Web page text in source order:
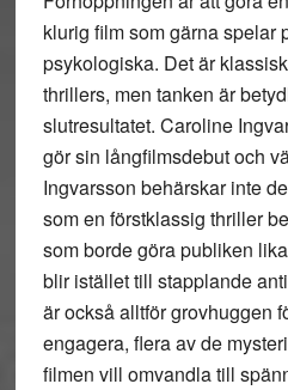
klurig film som gärna spelar
psykologiska. Det är
thrillers, men tanken är
slutresultatet. Caroline
gör sin långfilmsdebut och
Ingvarsson behärskar inte
som en förstklassig thriller
som borde göra publiken
blir istället till stapplande
är också alltför grovhuggen
engagera, flera av de
filmen vill omvandla till